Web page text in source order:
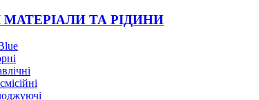
ТА РІДИНИ